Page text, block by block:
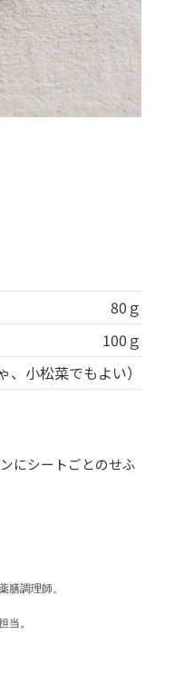
80ｇ
100ｇ
小松菜でもよい）
にシートごとのせふ
膳調理師。
当。